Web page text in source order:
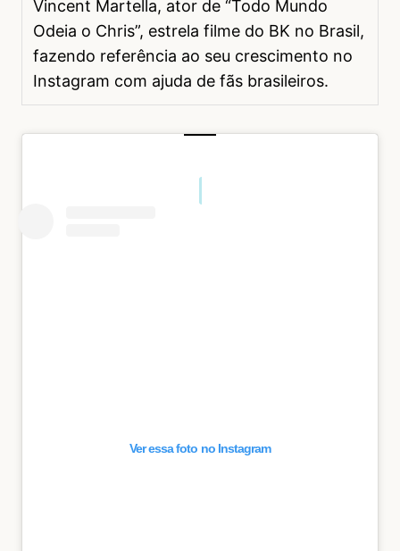
Vincent Martella, ator de “Todo Mundo
Odeia o Chris”, estrela filme do BK no Brasil,
fazendo referência ao seu crescimento no
Instagram com ajuda de fãs brasileiros.
Ver essa foto no Instagram